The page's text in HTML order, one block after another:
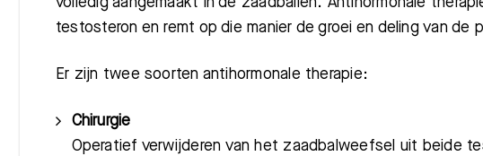
testosteron en remt op die manier de groei en deling van de
Er zijn twee soorten antihormonale therapie:
Chirurgie
Operatief verwijderen van het zaadbalweefsel uit beide